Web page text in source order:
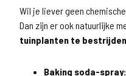
Wil je liever geen
Dan zijn er ook natuurlijke
tuinplanten te bestrijden
Baking soda-spray: